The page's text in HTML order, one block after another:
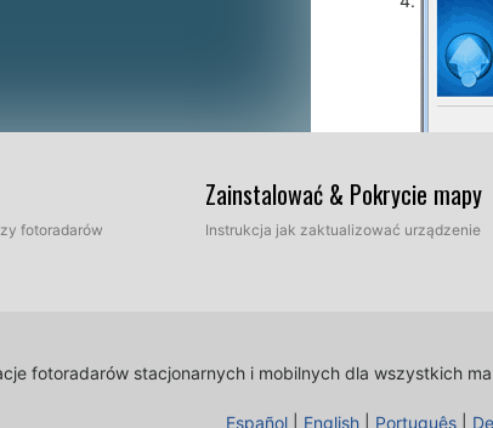
naszej
fotoradarów
Zainstalować & Pokrycie mapy
Instrukcja jak zaktualizować urządzenie
fotoradarów stacjonarnych i mobilnych dla wszystkich
Español English Português